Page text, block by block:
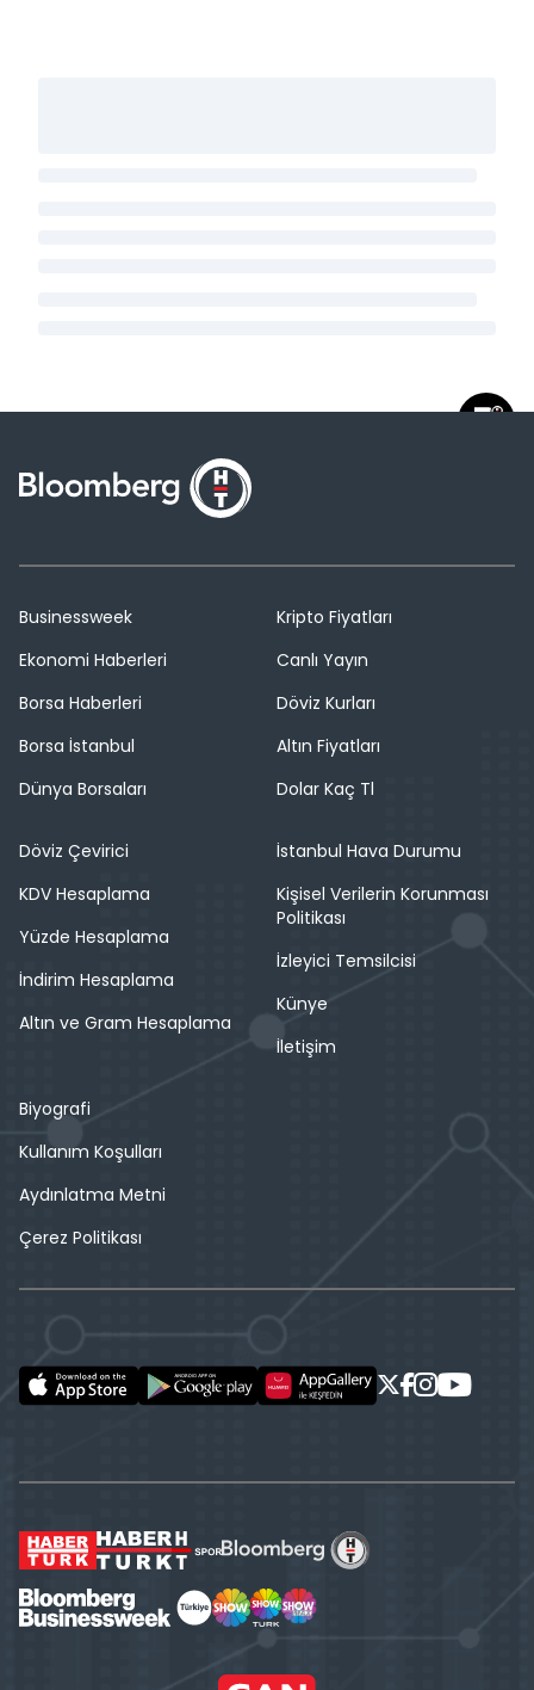
Businessweek
Ekonomi Haberleri
Borsa Haberleri
Borsa İstanbul
Dünya Borsaları
Kripto Fiyatları
Canlı Yayın
Döviz Kurları
Altın Fiyatları
Dolar Kaç Tl
Döviz Çevirici
KDV Hesaplama
Yüzde Hesaplama
İndirim Hesaplama
Altın ve Gram Hesaplama
İstanbul Hava Durumu
Kişisel Verilerin Korunması
Politikası
İzleyici Temsilcisi
Künye
İletişim
Biyografi
Kullanım Koşulları
Aydınlatma Metni
Çerez Politikası